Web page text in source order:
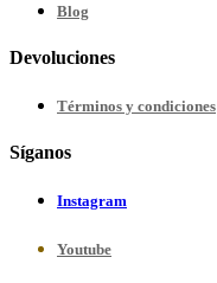
Blog
Devoluciones
Términos y condiciones
Síganos
Instagram
Youtube